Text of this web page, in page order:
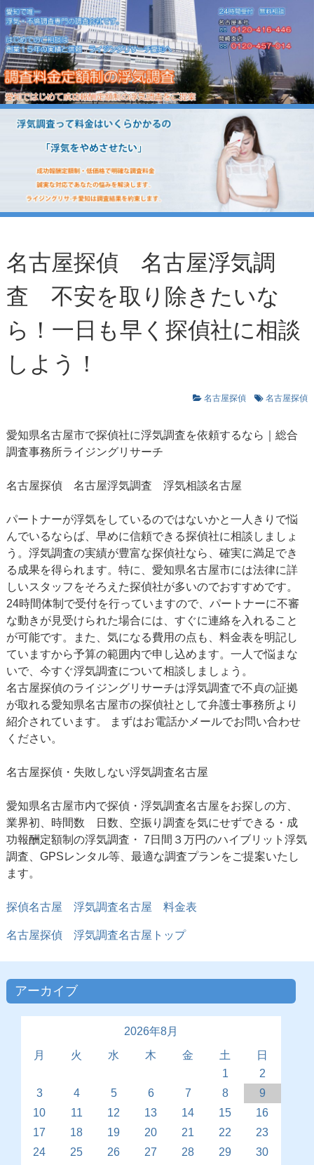
名古屋探偵 名古屋浮気調
査 不安を取り除きたいな
ら！一日も早く探偵社に相談
しよう！
名古屋探偵 名古屋探偵
愛知県名古屋市で探偵社に浮気調査を依頼するなら｜総合
調査事務所ライジングリサーチ
名古屋探偵 名古屋浮気調査 浮気相談名古屋
パートナーが浮気をしているのではないかと一人きりで悩
んでいるならば、早めに信頼できる探偵社に相談しましょ
う。浮気調査の実績が豊富な探偵社なら、確実に満足でき
る成果を得られます。特に、愛知県名古屋市には法律に詳
しいスタッフをそろえた探偵社が多いのでおすすめです。
24時間体制で受付を行っていますので、パートナーに不審
な動きが見受けられた場合には、すぐに連絡を入れること
が可能です。また、気になる費用の点も、料金表を明記し
ていますから予算の範囲内で申し込めます。一人で悩まな
いで、今すぐ浮気調査について相談しましょう。
名古屋探偵のライジングリサーチは浮気調査で不貞の証拠
が取れる愛知県名古屋市の探偵社として弁護士事務所より
紹介されています。 まずはお電話かメールでお問い合わせ
ください。
名古屋探偵・失敗しない浮気調査名古屋
愛知県名古屋市内で探偵・浮気調査名古屋をお探しの方、
業界初、時間数 日数、空振り調査を気にせずできる・成
功報酬定額制の浮気調査・ 7日間３万円のハイブリット浮気
調査、GPSレンタル等、最適な調査プランをご提案いたし
ます。
探偵名古屋 浮気調査名古屋 料金表
名古屋探偵浮気調査名古屋トップ
アーカイブ
2026年8月
月
火 水 木 金 土
日
1
2
3
4 5 6 7 8
9
10
11 12 13 14 15
16
17
18 19 20 21 22
23
24
25 26 27 28 29
30